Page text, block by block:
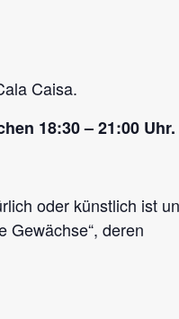
Caisa.
18:30 – 21:00 Uhr.
oder künstlich ist
Gewächse“, deren